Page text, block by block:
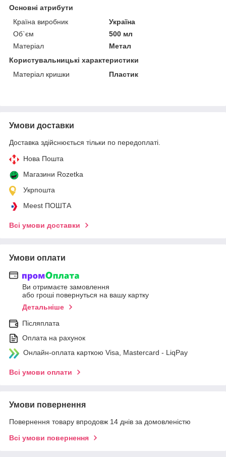
Основні атрибути
Країна виробник
Україна
Об`єм
500 мл
Матеріал
Метал
Користувальницькі характеристики
Матеріал кришки
Пластик
Умови доставки
Доставка здійснюється тільки по передоплаті.
Нова Пошта
Магазини Rozetka
Укрпошта
Meest ПОШТА
Всі умови доставки
Умови оплати
Ви отримаєте замовлення
або гроші повернуться на вашу картку
Детальніше
Післяплата
Оплата на рахунок
Онлайн-оплата карткою Visa, Mastercard - LiqPay
Всі умови оплати
Умови повернення
Повернення товару впродовж 14 днів за домовленістю
Всі умови повернення